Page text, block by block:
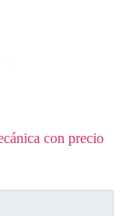
con precio